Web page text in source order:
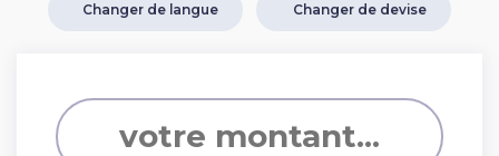
Changer de langue Changer de devise